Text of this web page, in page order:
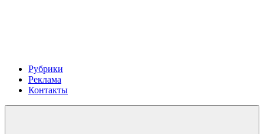
Рубрики
Реклама
Контакты